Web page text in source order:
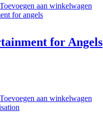
Toevoegen aan winkelwagen
for Angels
Toevoegen aan winkelwagen